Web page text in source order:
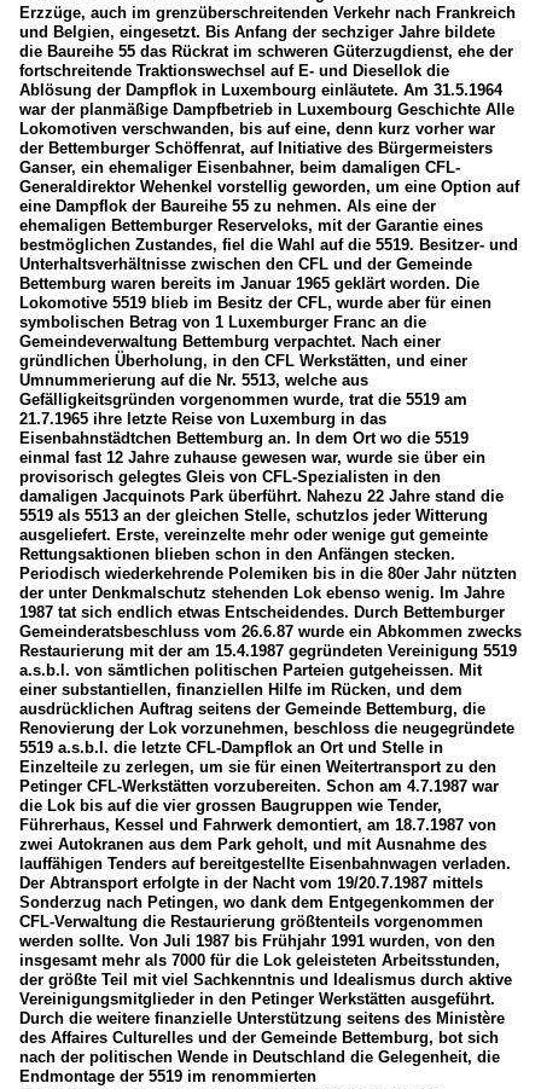
Erzzüge, auch im grenzüberschreitenden Verkehr nach Frankreich
und Belgien, eingesetzt. Bis Anfang der sechziger Jahre bildete
die Baureihe 55 das Rückrat im schweren Güterzugdienst, ehe der
fortschreitende Traktionswechsel auf E- und Diesellok die
Ablösung der Dampflok in Luxembourg einläutete. Am 31.5.1964
war der planmäßige Dampfbetrieb in Luxembourg Geschichte Alle
Lokomotiven verschwanden, bis auf eine, denn kurz vorher war
der Bettemburger Schöffenrat, auf Initiative des Bürgermeisters
Ganser, ein ehemaliger Eisenbahner, beim damaligen CFL-
Generaldirektor Wehenkel vorstellig geworden, um eine Option auf
eine Dampflok der Baureihe 55 zu nehmen. Als eine der
ehemaligen Bettemburger Reserveloks, mit der Garantie eines
bestmöglichen Zustandes, fiel die Wahl auf die 5519. Besitzer- und
Unterhaltsverhältnisse zwischen den CFL und der Gemeinde
Bettemburg waren bereits im Januar 1965 geklärt worden. Die
Lokomotive 5519 blieb im Besitz der CFL, wurde aber für einen
symbolischen Betrag von 1 Luxemburger Franc an die
Gemeindeverwaltung Bettemburg verpachtet. Nach einer
gründlichen Überholung, in den CFL Werkstätten, und einer
Umnummerierung auf die Nr. 5513, welche aus
Gefälligkeitsgründen vorgenommen wurde, trat die 5519 am
21.7.1965 ihre letzte Reise von Luxemburg in das
Eisenbahnstädtchen Bettemburg an. In dem Ort wo die 5519
einmal fast 12 Jahre zuhause gewesen war, wurde sie über ein
provisorisch gelegtes Gleis von CFL-Spezialisten in den
damaligen Jacquinots Park überführt. Nahezu 22 Jahre stand die
5519 als 5513 an der gleichen Stelle, schutzlos jeder Witterung
ausgeliefert. Erste, vereinzelte mehr oder wenige gut gemeinte
Rettungsaktionen blieben schon in den Anfängen stecken.
Periodisch wiederkehrende Polemiken bis in die 80er Jahr nützten
der unter Denkmalschutz stehenden Lok ebenso wenig. Im Jahre
1987 tat sich endlich etwas Entscheidendes. Durch Bettemburger
Gemeinderatsbeschluss vom 26.6.87 wurde ein Abkommen zwecks
Restaurierung mit der am 15.4.1987 gegründeten Vereinigung 5519
a.s.b.l. von sämtlichen politischen Parteien gutgeheissen. Mit
einer substantiellen, finanziellen Hilfe im Rücken, und dem
ausdrücklichen Auftrag seitens der Gemeinde Bettemburg, die
Renovierung der Lok vorzunehmen, beschloss die neugegründete
5519 a.s.b.l. die letzte CFL-Dampflok an Ort und Stelle in
Einzelteile zu zerlegen, um sie für einen Weitertransport zu den
Petinger CFL-Werkstätten vorzubereiten. Schon am 4.7.1987 war
die Lok bis auf die vier grossen Baugruppen wie Tender,
Führerhaus, Kessel und Fahrwerk demontiert, am 18.7.1987 von
zwei Autokranen aus dem Park geholt, und mit Ausnahme des
lauffähigen Tenders auf bereitgestellte Eisenbahnwagen verladen.
Der Abtransport erfolgte in der Nacht vom 19/20.7.1987 mittels
Sonderzug nach Petingen, wo dank dem Entgegenkommen der
CFL-Verwaltung die Restaurierung größtenteils vorgenommen
werden sollte. Von Juli 1987 bis Frühjahr 1991 wurden, von den
insgesamt mehr als 7000 für die Lok geleisteten Arbeitsstunden,
der größte Teil mit viel Sachkenntnis und Idealismus durch aktive
Vereinigungsmitglieder in den Petinger Werkstätten ausgeführt.
Durch die weitere finanzielle Unterstützung seitens des Ministère
des Affaires Culturelles und der Gemeinde Bettemburg, bot sich
nach der politischen Wende in Deutschland die Gelegenheit, die
Endmontage der 5519 im renommierten